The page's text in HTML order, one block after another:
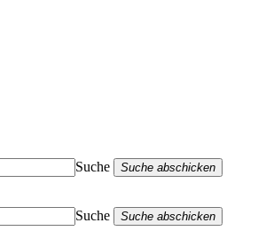
Suche
Suche abschicken
Suche
Suche abschicken